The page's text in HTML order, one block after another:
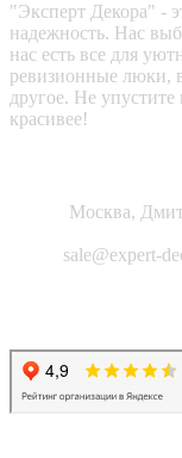
"Эксперт Декора" -
надежность. Нас
нас есть все для
ревизионные люки,
другое. Не
красивее!
Москва,
sale@expert-